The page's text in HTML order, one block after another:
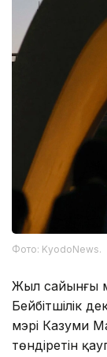
Фото: KyodoNews.
Жыл сайынғы
Бейбітшілік
мэрі Казуми
төндіретін